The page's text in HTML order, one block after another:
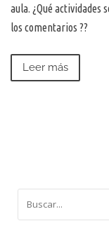
aula. ¿Qué actividades
los comentarios ??
Leer más